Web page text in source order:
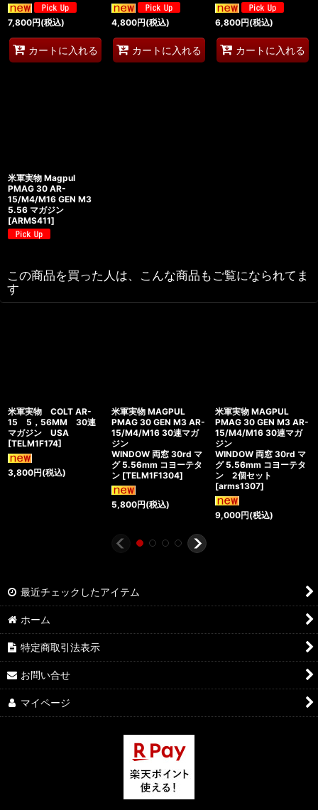
7,800円(税込)
カートに入れる
4,800円(税込)
カートに入れる
6,800円(税込)
カートに入れる
米軍実物 Magpul
PMAG 30 AR-
15/M4/M16 GEN M3
5.56 マガジン
[ARMS411]
この商品を買った人は、こんな商品もご覧になられてま
す
米軍実物 COLT AR-
15 5，56MM 30連
マガジン USA
[TELM1F174]
3,800円(税込)
米軍実物 MAGPUL
PMAG 30 GEN M3 AR-
15/M4/M16 30連マガ
ジン
WINDOW 両窓 30rd マ
グ 5.56mm コヨーテタ
ン [TELM1F1304]
5,800円(税込)
米軍実物 MAGPUL
PMAG 30 GEN M3 AR-
15/M4/M16 30連マガ
ジン
WINDOW 両窓 30rd マ
グ 5.56mm コヨーテタ
ン 2個セット
[arms1307]
9,000円(税込)
最近チェックしたアイテム
ホーム
特定商取引法表示
お問い合せ
マイページ